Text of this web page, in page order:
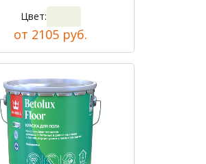
Цвет:
от 2105 руб.